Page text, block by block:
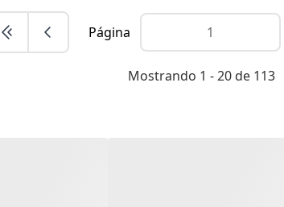
Página
Mostrando 1 - 20 de 113